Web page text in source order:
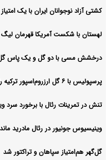
کشتی آزاد نوجوانان ایران با یک
لهستان با شکست آمریکا قهرمان لیگ
درخشش مسی با دو گل و یک پاس گل
پرسپولیس با ۶ گل ارزروم‌اسپور ترکیه را در هم کوبید
تنش در تمرینات رئال با برخورد سرد
وینیسیوس جونیور در رئال مادرید
گل‌گهر هم‌امتیاز سپاهان و تراکتور شد